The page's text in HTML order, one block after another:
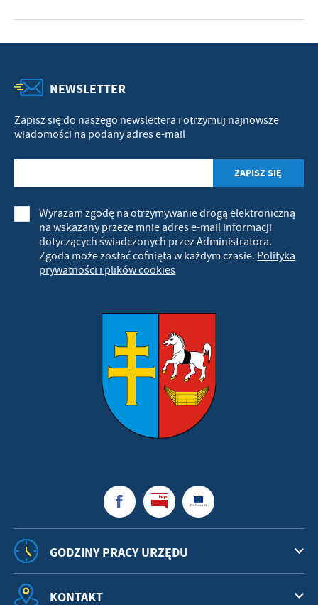
NEWSLETTER
Zapisz się do naszego newslettera i otrzymuj najnowsze
wiadomości na podany adres e-mail
Wyrażam zgodę na otrzymywanie drogą elektroniczną
na wskazany przeze mnie adres e-mail informacji
dotyczących świadczonych przez Administratora.
Zgoda może zostać cofnięta w każdym czasie. Polityka
prywatności i plików cookies
GODZINY PRACY URZĘDU
KONTAKT